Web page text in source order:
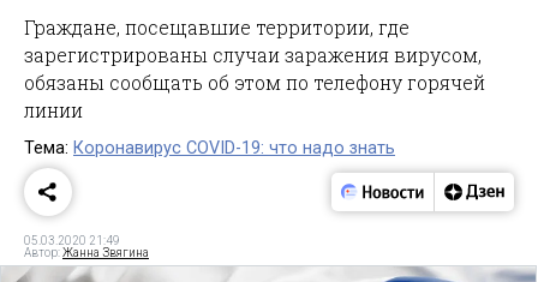
Граждане, посещавшие территории, где
зарегистрированы случаи заражения вирусом,
обязаны сообщать об этом по телефону горячей
линии
Тема: Коронавирус COVID-19: что надо знать
05.03.2020 21:49
Автор:Жанна Звягина